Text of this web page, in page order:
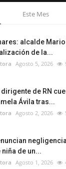
Este Mes
alcalde
de la...
Agosto 5, 2026
dirigente de RN
Ávila tras...
Agosto 2, 2026
niña de un...
Agosto 1, 2026